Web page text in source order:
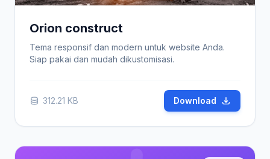
Orion construct
Tema responsif dan modern untuk website Anda.
Siap pakai dan mudah dikustomisasi.
312.21 KB Download